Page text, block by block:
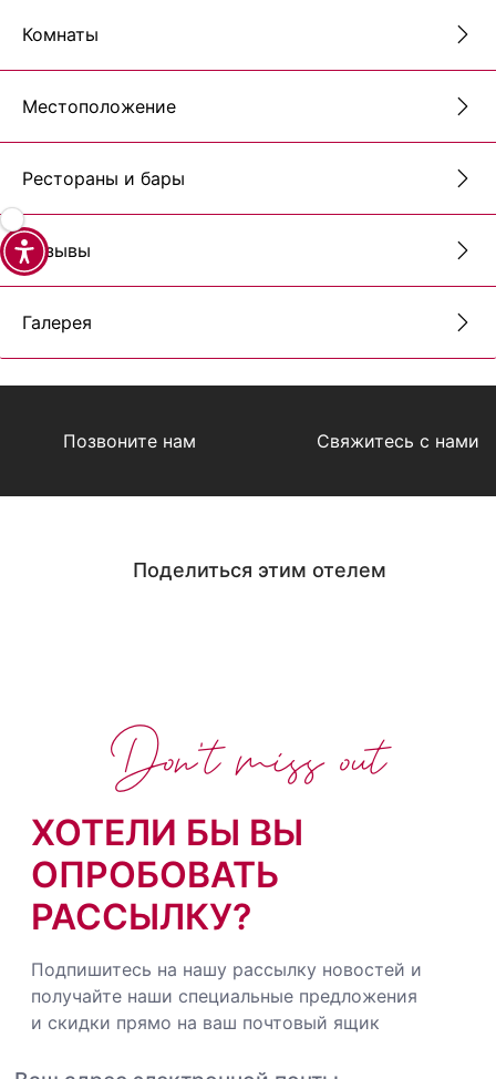
Комнаты
Местоположение
Рестораны и бары
Отзывы
Галерея
Позвоните нам Свяжитесь с нами
Поделиться этим отелем
ХОТЕЛИ БЫ ВЫ
ОПРОБОВАТЬ
РАССЫЛКУ?
Подпишитесь на нашу рассылку новостей и
получайте наши специальные предложения
и скидки прямо на ваш почтовый ящик
Don't miss out